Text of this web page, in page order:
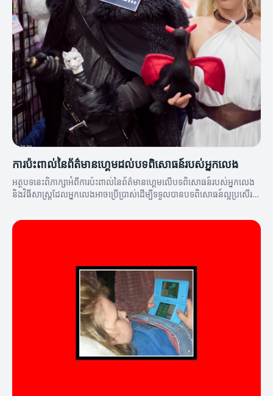
ការប៉ះពាល់នៃព័ត៌មានហ្គេមដល់បទពិសោធន៍របស់អ្នកលេង
អត្ថបទនេះពិភាក្សាអំពីការប៉ះពាល់នៃព័ត៌មានហ្គេមលើបទពិសោធន៍របស់អ្នកលេង
និងវិធីសាស្ត្រដែលអ្នកលេងអាចប្រើប្រាស់ដើម្បីទទួលបានបទពិសោធន៍ល្អប្រសើរ